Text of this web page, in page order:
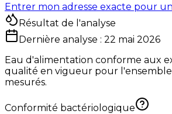
Entrer mon adresse exacte pour
Résultat de l'analyse
Dernière analyse : 22 mai 2026
Eau d'alimentation conforme aux
qualité en vigueur pour
mesurés.
Conformité bactériologique